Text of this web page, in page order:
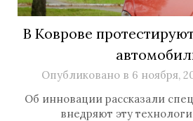
В Коврове
Опубликовано в 6 ноября,
Об инновации рассказали
внедряют эту